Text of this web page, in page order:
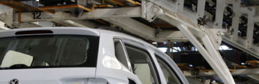
Reporta 627 acciones tras inundación en Balcones de Oblatos
SSPC, participa en búsqueda de Ricardo Cabezas Talavera
Proponen consulta popular por desarrollo de vivienda en